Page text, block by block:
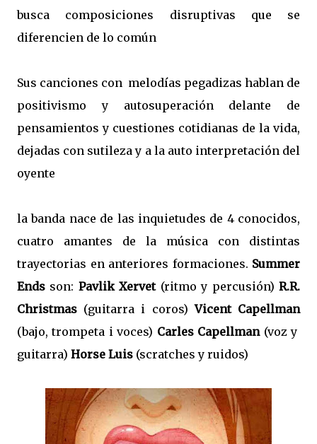
busca composiciones disruptivas que se
diferencien de lo común
Sus canciones con melodías pegadizas hablan de
positivismo y autosuperación delante de
pensamientos y cuestiones cotidianas de la vida,
dejadas con sutileza y a la auto interpretación del
oyente
la banda nace de las inquietudes de 4 conocidos,
cuatro amantes de la música con distintas
trayectorias en anteriores formaciones. Summer
Ends son: Pavlik Xervet(ritmo y percusión)R.R.
Christmas (guitarra i coros)Vicent Capellman
(bajo, trompeta i voces) Carles Capellman(voz y
guitarra) Horse Luis (scratches y ruidos)